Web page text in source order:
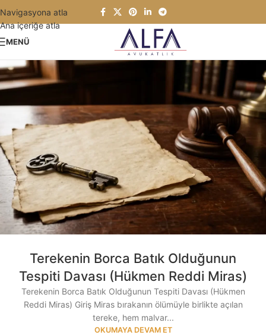
Navigasyona atla
Ana içeriğe atla
MENÜ
Terekenin Borca Batık Olduğunun
Tespiti Davası (Hükmen Reddi Miras)
Terekenin Borca Batık Olduğunun Tespiti Davası (Hükmen
Reddi Miras) Giriş Miras bırakanın ölümüyle birlikte açılan
tereke, hem malvar...
OKUMAYA DEVAM ET